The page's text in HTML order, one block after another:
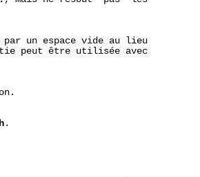
un espace vide au lieu
peut être utilisée avec
.